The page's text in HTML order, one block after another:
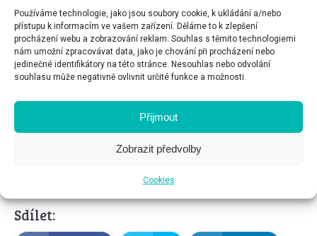
Používáme technologie, jako jsou soubory cookie, k ukládání a/nebo
přístupu k informacím ve vašem zařízení. Děláme to k zlepšení
procházení webu a zobrazování reklam. Souhlas s těmito technologiemi
nám umožní zpracovávat data, jako je chování při procházení nebo
jedinečné identifikátory na této stránce. Nesouhlas nebo odvolání
souhlasu může negativně ovlivnit určité funkce a možnosti.
Přijmout
Zobrazit předvolby
Cookies
20 hodin za 500 Kč/h
Budete v klidu. Kolik odpracujete, tolik si necháte zaplatit. A pak
budete sledovat, kolik času jste strávili na určité zakázce a
budete umět lépe postavit balíčky služeb.
Balíčky služeb fungují až po té, co se uživíte hodinovkou.
Speciálně v kreativní oblasti tu fázi hodinovky lze přeskočit velice
špatně.
.
Sdílet: